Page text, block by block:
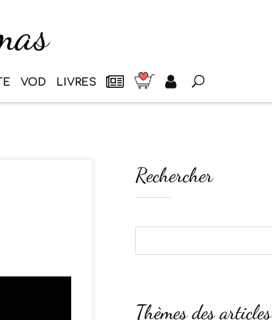
VOD LIVRES
Rechercher
Thèmes des articles